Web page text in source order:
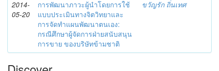
2014-
05-20
การพัฒนาภาวะผู้นำโดยการใช้
แบบประเมินทางจิตวิทยาและ
การจัดทำแผนพัฒนาตนเอง:
กรณีศึกษาผู้จัดการฝ่ายสนับสนุน
การขาย ของบริษัทข้ามชาติ
ขวัญรัก ถิ่นเทศ